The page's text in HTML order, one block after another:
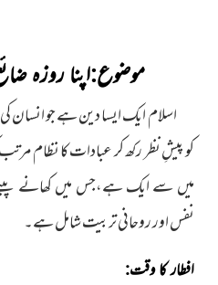
موضوع:اپنا روزہ
اسلام ایک ایسا دین ہے جو انسان
کو پیشِ نظر رکھ کر عبادات کا نظام
میں سے ایک ہے،جس میں کھانے
نفس اور روحانی تربیت شامل ہے۔
افطار کا وقت: